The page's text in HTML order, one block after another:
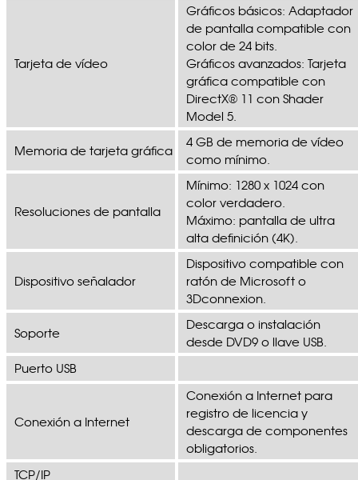
Tarjeta de vídeo
Gráficos básicos: Adaptador
de pantalla compatible con
color de 24 bits.
Gráficos avanzados: Tarjeta
gráfica compatible con
DirectX® 11 con Shader
Model 5.
Memoria de tarjeta gráfica
4 GB de memoria de vídeo
como mínimo.
Resoluciones de pantalla
Mínimo: 1280 x 1024 con
color verdadero.
Máximo: pantalla de ultra
alta definición (4K).
Dispositivo señalador
Dispositivo compatible con
ratón de Microsoft o
3Dconnexion.
Soporte
Descarga o instalación
desde DVD9 o llave USB.
Puerto USB
Conexión a Internet
Conexión a Internet para
registro de licencia y
descarga de componentes
obligatorios.
TCP/IP